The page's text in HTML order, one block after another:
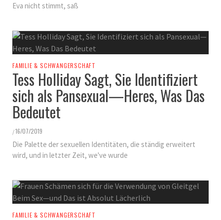
Eva nicht stimmt, saß
FAMILIE & SCHWANGERSCHAFT
Tess Holliday Sagt, Sie Identifiziert
sich als Pansexual—Heres, Was Das
Bedeutet
/16/07/2019
Die Palette der sexuellen Identitäten, die ständig erweitert
wird, und in letzter Zeit, we've wurde
FAMILIE & SCHWANGERSCHAFT